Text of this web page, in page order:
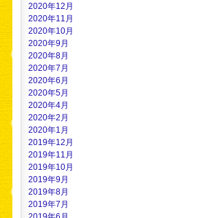
2020年12月
2020年11月
2020年10月
2020年9月
2020年8月
2020年7月
2020年6月
2020年5月
2020年4月
2020年2月
2020年1月
2019年12月
2019年11月
2019年10月
2019年9月
2019年8月
2019年7月